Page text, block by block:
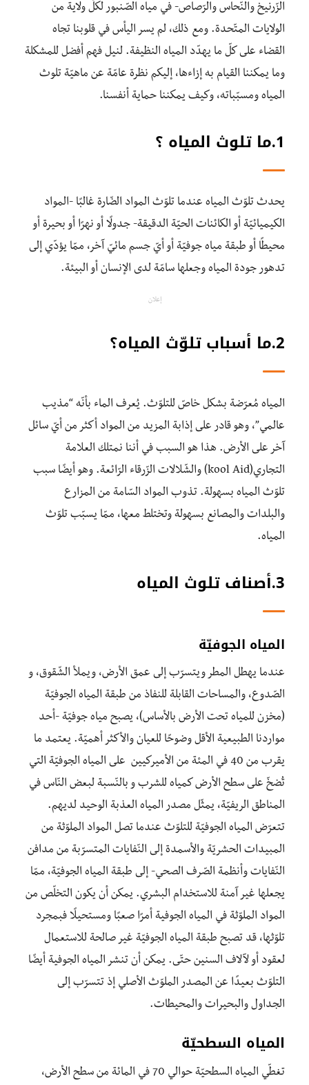
الزّرنيخ والنّحاس والرّصاص- في مياه الصّنبور لكلّ ولاية من
الولايات المتّحدة. ومع ذلك، لم يسر اليأس في قلوبنا تجاه
القضاء على كلّ ما يهدّد المياه النظيفة. لنيل فهم أفضل للمشكلة
وما يمكننا القيام به إزاءها، إليكم نظرة عامّة عن ماهيّة تلوث
المياه ومسبّباته، وكيف يمكننا حماية أنفسنا.
1.ما تلوث المياه ؟
يحدث تلوّث المياه عندما تلوّث المواد الضّارة غالبًا -المواد
الكيميائيّة أو الكائنات الحيّة الدقيقة- جدولًا أو نهرًا أو بحيرة أو
محيطًا أو طبقة مياه جوفيّة أو أيّ جسم مائيّ آخر، ممّا يؤدّي إلى
تدهور جودة المياه وجعلها سامّة لدى الإنسان أو البيئة.
إعلان
2.ما أسباب تلوّث المياه؟
المياه مُعرّضة بشكل خاصّ للتلوّث. يُعرف الماء بأنّه “مذيب
عالمي”، وهو قادر على إذابة المزيد من المواد أكثر من أيّ سائل
آخر على الأرض. هذا هو السبب في أننا نمتلك العلامة
التجاري(kool Aid) والشّلالات الزّرقاء الرّائعة. وهو أيضًا سبب
تلوّث المياه بسهولة. تذوب المواد السّامة من المزارع
والبلدات والمصانع بسهولة وتختلط معها، ممّا يسبّب تلوّث
المياه.
3.أصناف تلوث المياه
المياه الجوفيّة
عندما يهطل المطر ويتسرّب إلى عمق الأرض، ويملأ الشّقوق، و
الصّدوع، والمساحات القابلة للنفاذ من طبقة المياه الجوفيّة
(مخزن للمياه تحت الأرض بالأساس)، يصبح مياه جوفيّة -أحد
مواردنا الطبيعية الأقل وضوحًا للعيان والأكثر أهميّة. يعتمد ما
يقرب من 40 في المئة من الأميركيين على المياه الجوفيّة التي
تُضخّ على سطح الأرض كمياه للشرب و بالنّسبة لبعض النّاس في
المناطق الريفيّة، يمثّل مصدر المياه العذبة الوحيد لديهم.
تتعرّض المياه الجوفيّة للتلوّث عندما تصل المواد الملوّثة من
المبيدات الحشريّة والأسمدة إلى النّفايات المتسرّبة من مدافن
النّفايات وأنظمة الصّرف الصحي- إلى طبقة المياه الجوفيّة، ممّا
يجعلها غير آمنة للاستخدام البشري. يمكن أن يكون التخلّص من
المواد الملوّثة في المياه الجوفية أمرًا صعبًا ومستحيلًا فبمجرد
تلوّثها، قد تصبح طبقة المياه الجوفيّة غير صالحة للاستعمال
لعقود أو لآلاف السنين حتّى. يمكن أن تنشر المياه الجوفية أيضًا
التلوّث بعيدًا عن المصدر الملوّث الأصلي إذ تتسرّب إلى
الجداول والبحيرات والمحيطات.
المياه السطحيّة
تغطّي المياه السطحيّة حوالي 70 في المائة من سطح الأرض،